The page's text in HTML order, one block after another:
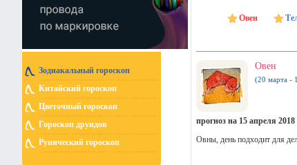
Зодиакальный гороскоп
Китайский гороскоп
Цветочный гороскоп
Гороскоп друидов
Рунический гороскоп
Овен
Овен
(20 марта -
прогноз на 15 апреля 2018
Овны, день подходит для